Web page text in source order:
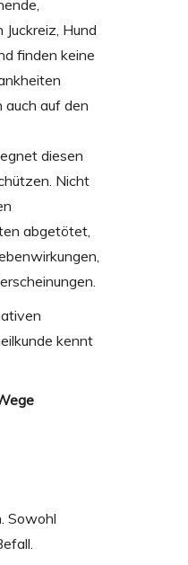
Hund
finden keine
auch auf den
diesen
Nicht
abgetötet,
kennt
Sowohl